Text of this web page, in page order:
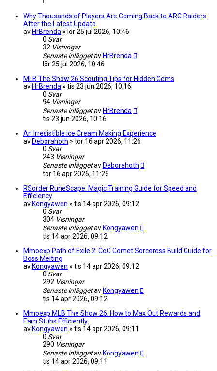
Why Thousands of Players Are Coming Back to ARC Raiders
After the Latest Update
av HrBrenda » lör 25 jul 2026, 10:46
0 Svar
32 Visningar
Senaste inläggetav HrBrenda
lör 25 jul 2026, 10:46
MLB The Show 26 Scouting Tips for Hidden Gems
av HrBrenda » tis 23 jun 2026, 10:16
0 Svar
94 Visningar
Senaste inläggetav HrBrenda
tis 23 jun 2026, 10:16
An Irresistible Ice Cream Making Experience
av Deborahoth » tor 16 apr 2026, 11:26
0 Svar
243 Visningar
Senaste inläggetav Deborahoth
tor 16 apr 2026, 11:26
RSorder RuneScape: Magic Training Guide for Speed and
Efficiency
av Kongyawen » tis 14 apr 2026, 09:12
0 Svar
304 Visningar
Senaste inläggetav Kongyawen
tis 14 apr 2026, 09:12
Mmoexp Path of Exile 2: CoC Comet Sorceress Build Guide for
Boss Melting
av Kongyawen » tis 14 apr 2026, 09:12
0 Svar
292 Visningar
Senaste inläggetav Kongyawen
tis 14 apr 2026, 09:12
Mmoexp MLB The Show 26: How to Max Out Rewards and
Earn Stubs Efficiently
av Kongyawen » tis 14 apr 2026, 09:11
0 Svar
290 Visningar
Senaste inläggetav Kongyawen
tis 14 apr 2026, 09:11